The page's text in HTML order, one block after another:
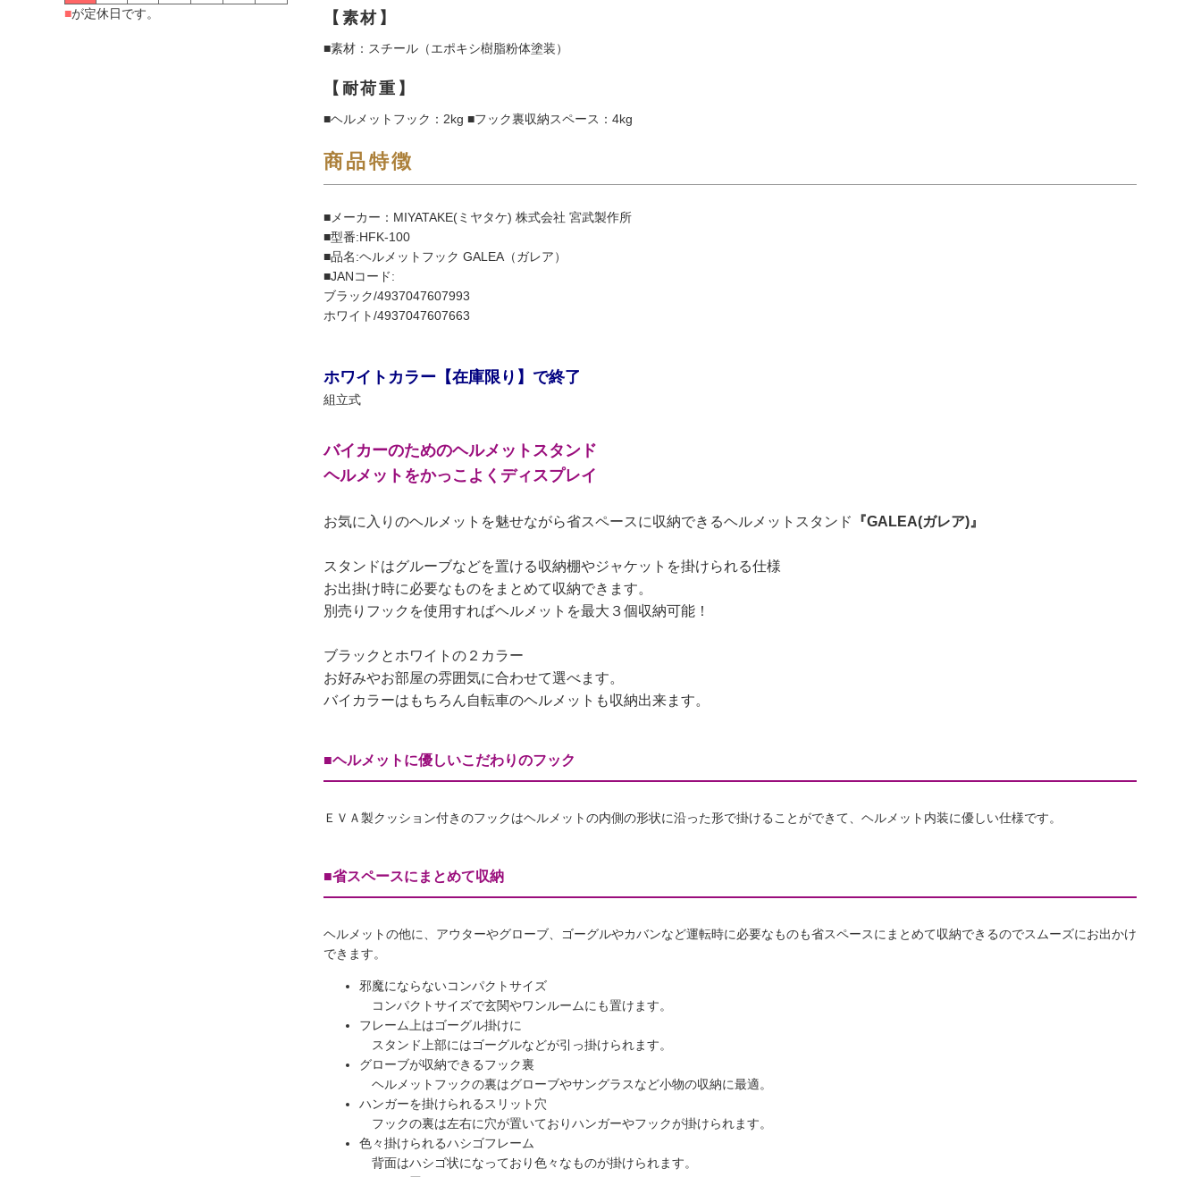
■が定休日です。 【素材】
■素材：スチール（エポキシ樹脂粉体塗装）
【耐荷重】
■ヘルメットフック：2kg ■フック裏収納スペース：4kg
商品特徴
■メーカー：MIYATAKE(ミヤタケ) 株式会社 宮武製作所
■型番:HFK-100
■品名:ヘルメットフック GALEA（ガレア）
■JANコード:
ブラック/4937047607993
ホワイト/4937047607663
ホワイトカラー【在庫限り】で終了
組立式
バイカーのためのヘルメットスタンド
ヘルメットをかっこよくディスプレイ
お気に入りのヘルメットを魅せながら省スペースに収納できるヘルメットスタンド 『GALEA(ガレア)』
スタンドはグルーブなどを置ける収納棚やジャケットを掛けられる仕様
お出掛け時に必要なものをまとめて収納できます。
別売りフックを使用すればヘルメットを最大３個収納可能！
ブラックとホワイトの２カラー
お好みやお部屋の雰囲気に合わせて選べます。
バイカラーはもちろん自転車のヘルメットも収納出来ます。
■ヘルメットに優しいこだわりのフック
ＥＶＡ製クッション付きのフックはヘルメットの内側の形状に沿った形で掛けることができて、ヘルメット内装に優しい仕様です。
■省スペースにまとめて収納
ヘルメットの他に、アウターやグローブ、ゴーグルやカバンなど運転時に必要なものも省スペースにまとめて収納できるのでスムーズにお出かけ
できます。
邪魔にならないコンパクトサイズ
コンパクトサイズで玄関やワンルームにも置けます。
フレーム上はゴーグル掛けに
スタンド上部にはゴーグルなどが引っ掛けられます。
グローブが収納できるフック裏
ヘルメットフックの裏はグローブやサングラスなど小物の収納に最適。
ハンガーを掛けられるスリット穴
フックの裏は左右に穴が置いておりハンガーやフックが掛けられます。
色々掛けられるハシゴフレーム
背面はハシゴ状になっており色々なものが掛けられます。